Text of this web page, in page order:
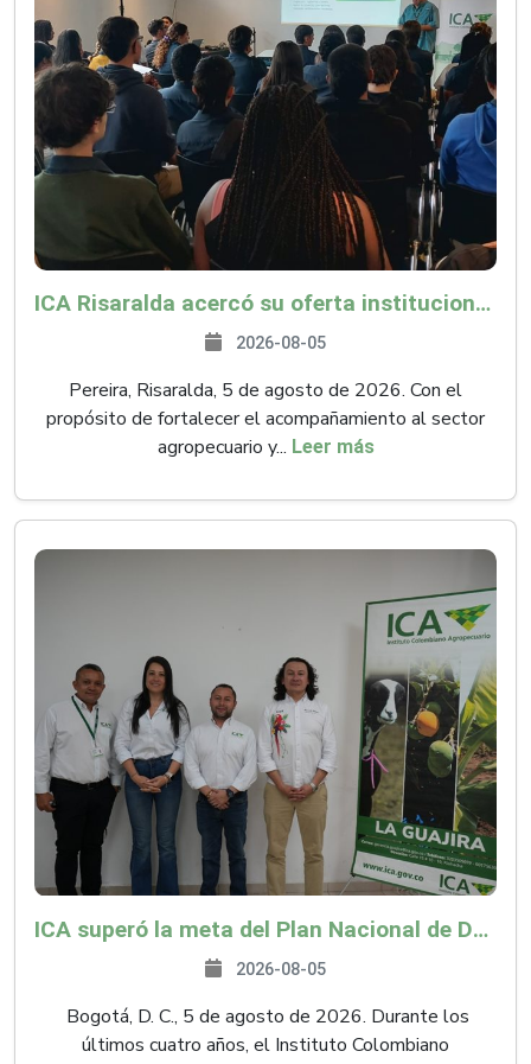
ICA Risaralda acercó su oferta institucional a productores y emprendedores en Expocamello
2026-08-05
Pereira, Risaralda, 5 de agosto de 2026. Con el
propósito de fortalecer el acompañamiento al sector
agropecuario y... Leer más
ICA superó la meta del Plan Nacional de Desarrollo y abrió 61 mercados internacionales
2026-08-05
Bogotá, D. C., 5 de agosto de 2026. Durante los
últimos cuatro años, el Instituto Colombiano